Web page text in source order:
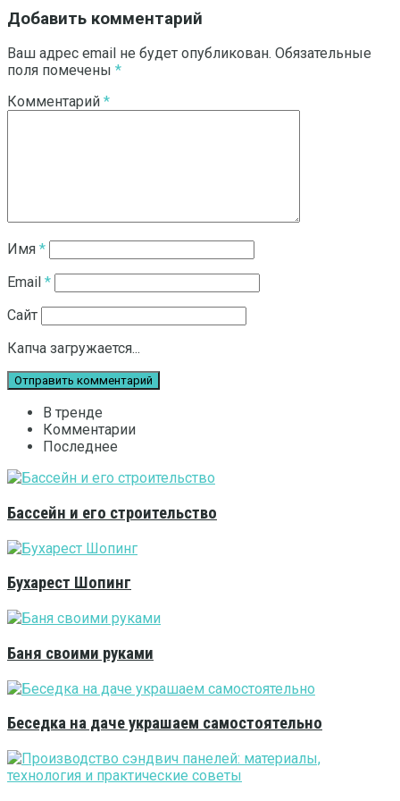
Добавить комментарий
Ваш адрес email не будет опубликован. Обязательные
поля помечены *
Комментарий *
Имя *
Email *
Сайт
Капча загружается...
В тренде
Комментарии
Последнее
Бассейн и его строительство
Бухарест Шопинг
Баня своими руками
Беседка на даче украшаем самостоятельно